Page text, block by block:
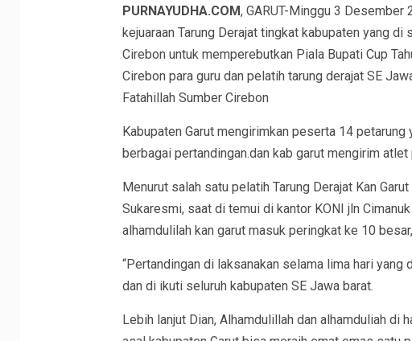
PURNAYUDHA.COM, GARUT-Minggu 3
kejuaraan Tarung Derajat tingkat kabupaten yang
Cirebon untuk memperebutkan Piala Bupati Cup
Cirebon para guru dan pelatih tarung derajat SE
Fatahillah Sumber Cirebon
Kabupaten Garut mengirimkan peserta 14
berbagai pertandingan.dan kab garut mengirim atlet
Menurut salah satu pelatih Tarung Derajat Kan
Sukaresmi, saat di temui di kantor KONI jln
alhamdulilah kan garut masuk peringkat ke 10
“Pertandingan di laksanakan selama lima hari
dan di ikuti seluruh kabupaten SE Jawa barat.
Lebih lanjut Dian, Alhamdulillah dan alhamduliah di